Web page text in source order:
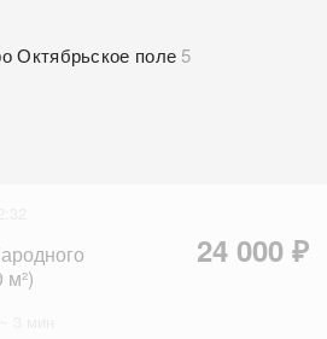
Октябрьское поле 5
м²)
24 000 ₽